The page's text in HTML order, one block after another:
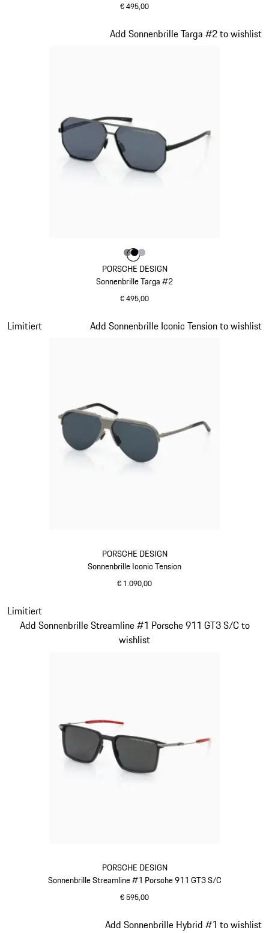
€ 495,00
PORSCHE DESIGN
Sonnenbrille Targa #2
€ 495,00
Add Sonnenbrille Targa #2 to wishlist
Farbe
Farbe
FarbeFarbe
PORSCHE DESIGN
Sonnenbrille Iconic Tension
€ 1.090,00
Limitiert Add Sonnenbrille Iconic Tension to wishlist
Slide 12 von 21
PORSCHE DESIGN
Sonnenbrille Streamline #1 Porsche 911 GT3 S/C
€ 595,00
Limitiert
Add Sonnenbrille Streamline #1 Porsche 911 GT3 S/C to
wishlist
Slide 13 von 21
Add Sonnenbrille Hybrid #1 to wishlist